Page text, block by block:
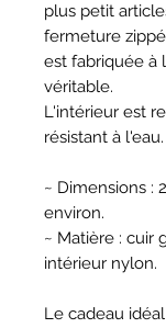
plus petit
fermeture
est fabriquée à
véritable.
L'intérieur est
résistant à l'eau.
~ Dimensions :
environ.
~ Matière : cuir
intérieur nylon.
Le cadeau